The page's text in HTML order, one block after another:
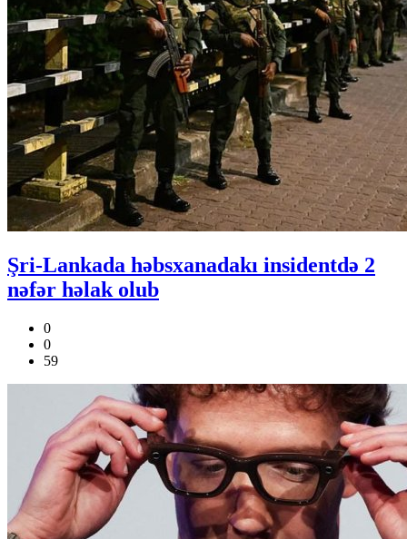
Şri-Lankada həbsxanadakı insidentdə 2
nəfər həlak olub
0
0
59